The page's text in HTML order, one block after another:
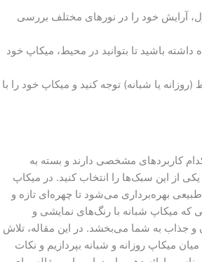
آرایش خود را در نورهای مختلف بررسی
داشته باشید تا بتوانید در محیط، میکاپ خود
یا شبانه) توجه کنید و میکاپ خود را با
کاربردهای مشخصی دارند و بسته به
از این سبک‌ها را انتخاب کنید. در میکاپ
طبیعی بهره‌برداری می‌شود تا چهره‌ای تازه و
که میکاپ شبانه با رنگ‌های نمایشی و
و جذاب به شما می‌بخشد. در این مقاله، تلاش
میکاپ روزانه و شبانه بپردازیم و نکات